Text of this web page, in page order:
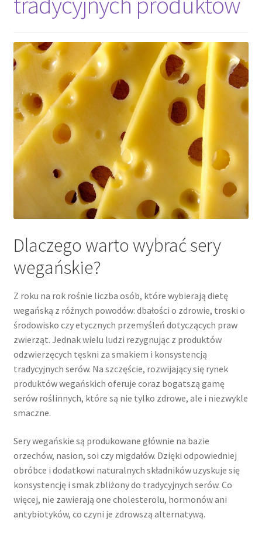
Dlaczego warto wybrać sery
wegańskie?
Z roku na rok rośnie liczba osób, które wybierają dietę
wegańską z różnych powodów: dbałości o zdrowie, troski o
środowisko czy etycznych przemyśleń dotyczących praw
zwierząt. Jednak wielu ludzi rezygnując z produktów
odzwierzęcych tęskni za smakiem i konsystencją
tradycyjnych serów. Na szczęście, rozwijający się rynek
produktów wegańskich oferuje coraz bogatszą gamę
serów roślinnych, które są nie tylko zdrowe, ale i niezwykle
smaczne.
Sery wegańskie są produkowane głównie na bazie
orzechów, nasion, soi czy migdałów. Dzięki odpowiedniej
obróbce i dodatkowi naturalnych składników uzyskuje się
konsystencję i smak zbliżony do tradycyjnych serów. Co
więcej, nie zawierają one cholesterolu, hormonów ani
antybiotyków, co czyni je zdrowszą alternatywą.